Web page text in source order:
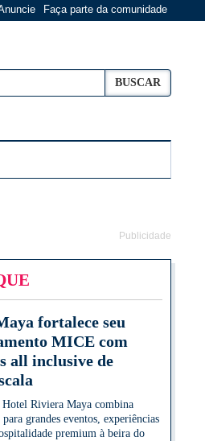
Faça parte da comunidade
BUSCAR
Publicidade
fortalece seu
MICE com
all inclusive de
Riviera Maya combina
grandes eventos, experiências
premium à beira do